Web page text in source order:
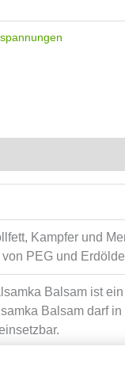
Kampfer und
PEG und
Balsam ist
Balsam darf